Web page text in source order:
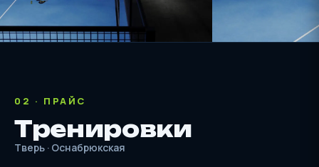
02 · ПРАЙС
Тренировки
Тверь · Оснабрюкская